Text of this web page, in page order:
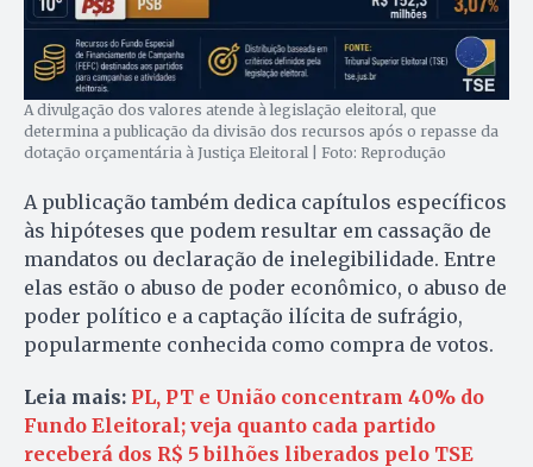
A divulgação dos valores atende à legislação eleitoral, que
determina a publicação da divisão dos recursos após o repasse da
dotação orçamentária à Justiça Eleitoral | Foto: Reprodução
A publicação também dedica capítulos específicos
às hipóteses que podem resultar em cassação de
mandatos ou declaração de inelegibilidade. Entre
elas estão o abuso de poder econômico, o abuso de
poder político e a captação ilícita de sufrágio,
popularmente conhecida como compra de votos.
Leia mais: PL, PT e União concentram 40% do
Fundo Eleitoral; veja quanto cada partido
receberá dos R$ 5 bilhões liberados pelo TSE